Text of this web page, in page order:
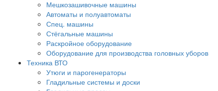
Мешкозашивочные машины
Автоматы и полуавтоматы
Спец. машины
Стёгальные машины
Раскройное оборудование
Оборудование для производства головных уборов
Техника ВТО
Утюги и парогенераторы
Гладильные системы и доски